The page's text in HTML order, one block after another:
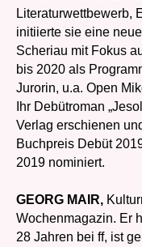
Literaturwettbewerb,
initiierte sie eine
Scheriau mit Fokus
bis 2020 als
Jurorin, u.a. Open
Ihr Debütroman
Verlag erschienen
Buchpreis Debüt
2019 nominiert.
GEORG MAIR,
Wochenmagazin. Er
28 Jahren bei ff, ist